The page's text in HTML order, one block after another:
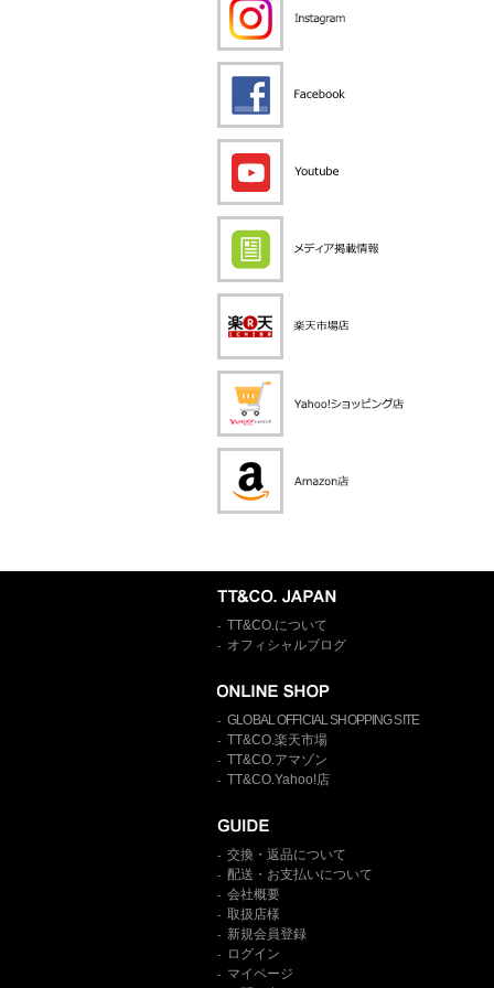
- TT&CO.について
- オフィシャルブログ
- GLOBAL OFFICIAL SHOPPING SITE
- TT&CO.楽天市場
- TT&CO.アマゾン
- TT&CO.Yahoo!店
- 交換・返品について
- 配送・お支払いについて
- 会社概要
- 取扱店様
- 新規会員登録
- ログイン
-
マイページ